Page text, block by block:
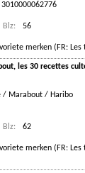
Blz:
56
merken (FR:
les 30 recettes
/ Marabout / Haribo
Blz:
62
merken (FR: